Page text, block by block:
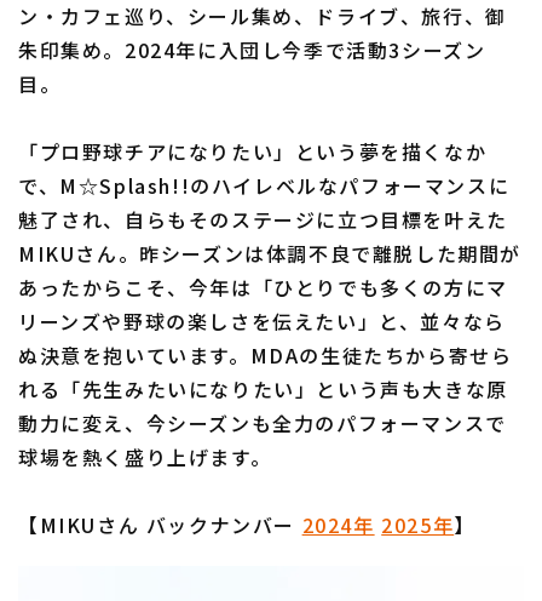
運営会社 （別ウィンドウで開く） よくある質問
特定商取引法の表示
ン・カフェ巡り、シール集め、ドライブ、旅行、御
朱印集め。2024年に入団し今季で活動3シーズン
目。
「プロ野球チアになりたい」という夢を描くなか
で、M☆Splash!!のハイレベルなパフォーマンスに
魅了され、自らもそのステージに立つ目標を叶えた
MIKUさん。昨シーズンは体調不良で離脱した期間が
あったからこそ、今年は「ひとりでも多くの方にマ
リーンズや野球の楽しさを伝えたい」と、並々なら
ぬ決意を抱いています。MDAの生徒たちから寄せら
れる「先生みたいになりたい」という声も大きな原
動力に変え、今シーズンも全力のパフォーマンスで
球場を熱く盛り上げます。
【MIKUさん バックナンバー 2024年 2025年】